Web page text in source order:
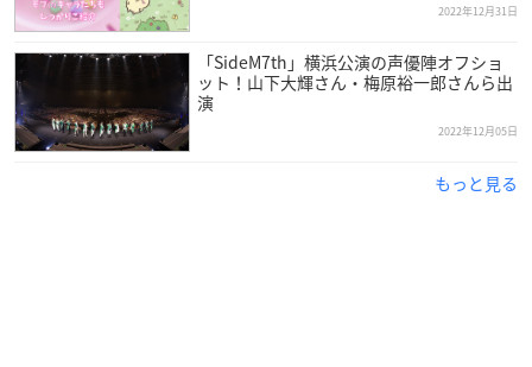
2022年12月31日
「SideM7th」横浜公演の声優陣オフショ
ット！山下大輝さん・梅原裕一郎さんら出
演
2022年12月05日
もっと見る